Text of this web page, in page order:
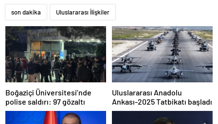
son dakika Uluslararası İlişkiler
Boğaziçi Üniversitesi’nde
polise saldırı: 97 gözaltı
Uluslararası Anadolu
Ankası-2025 Tatbikatı başladı